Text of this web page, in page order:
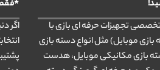
تخصصی تجهیزات حرفه ای بازی با
موبایل) مثل انواع دسته بازی
بازی مکانیکی موبایل، هدست